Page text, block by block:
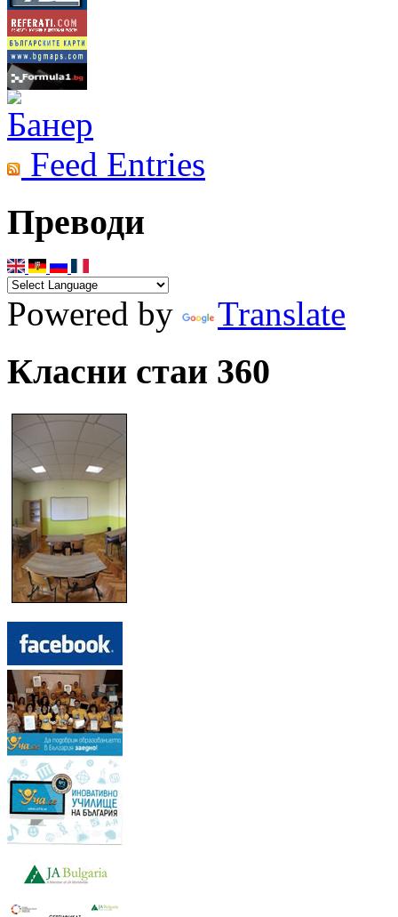
Feed Entries
Преводи
Powered by Translate
Класни стаи 360